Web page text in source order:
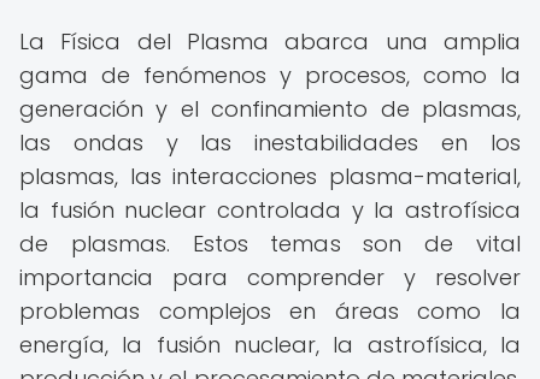
La Física del Plasma abarca una amplia
gama de fenómenos y procesos, como la
generación y el confinamiento de plasmas,
las ondas y las inestabilidades en los
plasmas, las interacciones plasma-material,
la fusión nuclear controlada y la astrofísica
de plasmas. Estos temas son de vital
importancia para comprender y resolver
problemas complejos en áreas como la
energía, la fusión nuclear, la astrofísica, la